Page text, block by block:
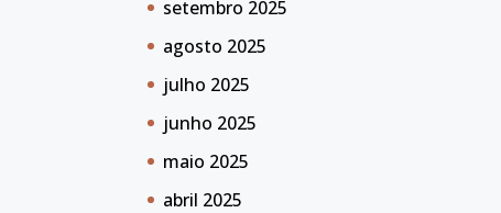
setembro 2025
agosto 2025
julho 2025
junho 2025
maio 2025
abril 2025